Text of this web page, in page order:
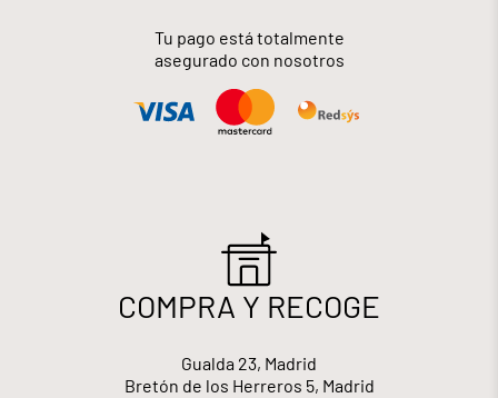
Tu pago está totalmente
asegurado con nosotros
COMPRA Y RECOGE
Gualda 23, Madrid
Bretón de los Herreros 5, Madrid